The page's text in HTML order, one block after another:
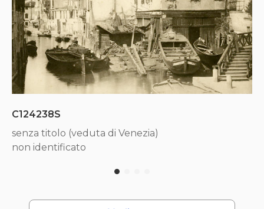
C124238S
senza titolo (veduta di Venezia)
non identificato